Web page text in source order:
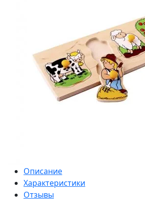
Описание
Характеристики
Отзывы